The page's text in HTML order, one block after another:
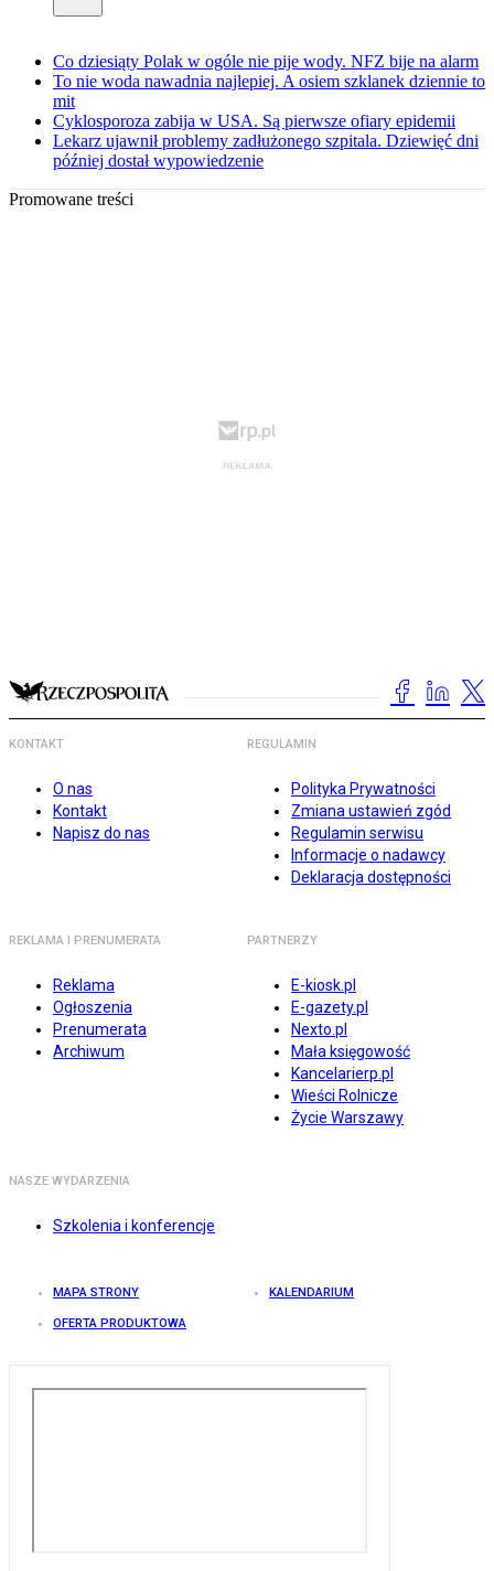
Co dziesiąty Polak w ogóle nie pije wody. NFZ bije na alarm
To nie woda nawadnia najlepiej. A osiem szklanek dziennie to
mit
Cyklosporoza zabija w USA. Są pierwsze ofiary epidemii
Lekarz ujawnił problemy zadłużonego szpitala. Dziewięć dni
później dostał wypowiedzenie
Promowane treści
KONTAKT
O nas
Kontakt
Napisz do nas
REGULAMIN
Polityka Prywatności
Zmiana ustawień zgód
Regulamin serwisu
Informacje o nadawcy
Deklaracja dostępności
REKLAMA I PRENUMERATA
Reklama
Ogłoszenia
Prenumerata
Archiwum
PARTNERZY
E-kiosk.pl
E-gazety.pl
Nexto.pl
Mała księgowość
Kancelarierp.pl
Wieści Rolnicze
Życie Warszawy
NASZE WYDARZENIA
Szkolenia i konferencje
MAPA STRONY KALENDARIUM
OFERTA PRODUKTOWA